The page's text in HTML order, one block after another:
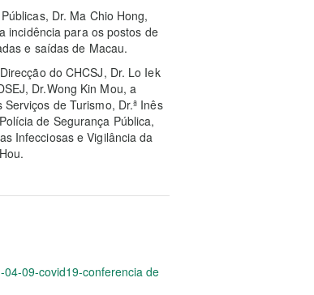
Dr. Ma Chio Hong,
incidência para os postos de
e saídas de Macau.
do CHCSJ, Dr. Lo Iek
Dr.Wong Kin Mou, a
de Turismo, Dr.ª Inês
de Segurança Pública,
Infecciosas e Vigilância da
09-covid19-conferencia de